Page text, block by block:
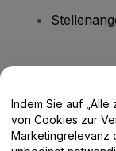
Hilfe-
Indem Sie auf „Alle
von Cookies zur
Marketingrelevanz der Website zu.